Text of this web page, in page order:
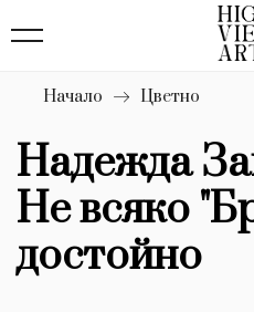
Бизнес
Мода
Dialogue
Изкуство
4340
Красота
Начало Цветно
Надежда
Не всяко
достойно